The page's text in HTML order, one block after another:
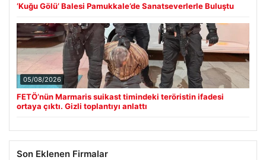
‘Kuğu Gölü’ Balesi Pamukkale’de Sanatseverlerle Buluştu
05/08/2026
FETÖ’nün Marmaris suikast timindeki teröristin ifadesi
ortaya çıktı. Gizli toplantıyı anlattı
Son Eklenen Firmalar